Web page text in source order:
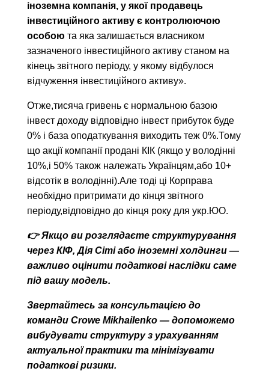
іноземна компанія, у якої продавець
інвестиційного активу є контролюючою
особою та яка залишається власником
зазначеного інвестиційного активу станом на
кінець звітного періоду, у якому відбулося
відчуження інвестиційного активу».
Отже,тисяча гривень є нормальною базою
інвест доходу відповідно інвест прибуток буде
0% і база оподаткування виходить теж 0%.Тому
що акції компанії продані КІК (якщо у володінні
10%,і 50% також належать Українцям,або 10+
відсотік в володінні).Але тоді ці Корправа
необхідно притримати до кінця звітного
періоду,відповідно до кінця року для укр.ЮО.
👉 Якщо ви розглядаєте структурування
через КІФ, Дія Сіті або іноземні холдинги —
важливо оцінити податкові наслідки саме
під вашу модель.
Звертайтесь за консультацією до
команди Crowe Mikhailenko — допоможемо
вибудувати структуру з урахуванням
актуальної практики та мінімізувати
податкові ризики.